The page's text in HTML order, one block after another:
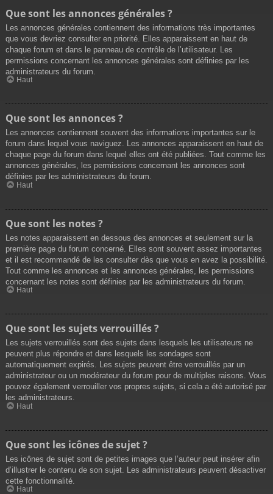
Que sont les annonces générales ?
Les annonces générales contiennent des informations très importantes
que vous devriez consulter en priorité. Elles apparaissent en haut de
chaque forum et dans le panneau de contrôle de l’utilisateur. Les
permissions concernant les annonces générales sont définies par les
administrateurs du forum.
Haut
Que sont les annonces ?
Les annonces contiennent souvent des informations importantes sur le
forum dans lequel vous naviguez. Les annonces apparaissent en haut de
chaque page du forum dans lequel elles ont été publiées. Tout comme les
annonces générales, les permissions concernant les annonces sont
définies par les administrateurs du forum.
Haut
Que sont les notes ?
Les notes apparaissent en dessous des annonces et seulement sur la
première page du forum concerné. Elles sont souvent assez importantes
et il est recommandé de les consulter dès que vous en avez la possibilité.
Tout comme les annonces et les annonces générales, les permissions
concernant les notes sont définies par les administrateurs du forum.
Haut
Que sont les sujets verrouillés ?
Les sujets verrouillés sont des sujets dans lesquels les utilisateurs ne
peuvent plus répondre et dans lesquels les sondages sont
automatiquement expirés. Les sujets peuvent être verrouillés par un
administrateur ou un modérateur du forum pour de multiples raisons. Vous
pouvez également verrouiller vos propres sujets, si cela a été autorisé par
les administrateurs.
Haut
Que sont les icônes de sujet ?
Les icônes de sujet sont de petites images que l’auteur peut insérer afin
d’illustrer le contenu de son sujet. Les administrateurs peuvent désactiver
cette fonctionnalité.
Haut